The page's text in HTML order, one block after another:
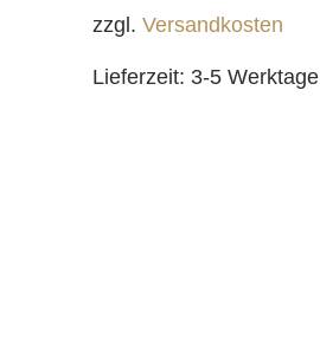
zzgl. Versandkosten
Lieferzeit: 3-5 Werktage